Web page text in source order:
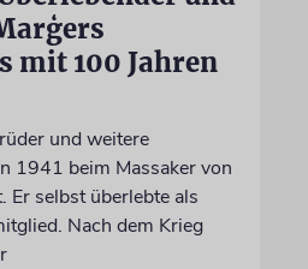
mit 100 Jahren
und weitere
1941 beim Massaker von
Er selbst überlebte als
Nach dem Krieg